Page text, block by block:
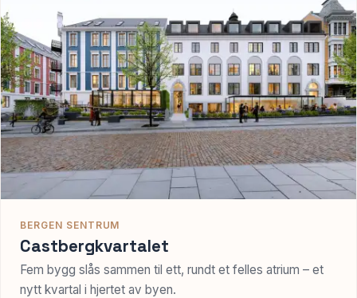
BERGEN SENTRUM
Castbergkvartalet
Fem bygg slås sammen til ett, rundt et felles atrium – et
nytt kvartal i hjertet av byen.